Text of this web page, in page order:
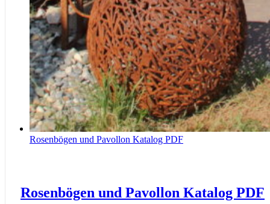
Rosenbögen und Pavollon Katalog PDF
Rosenbögen und Pavollon Katalog PDF